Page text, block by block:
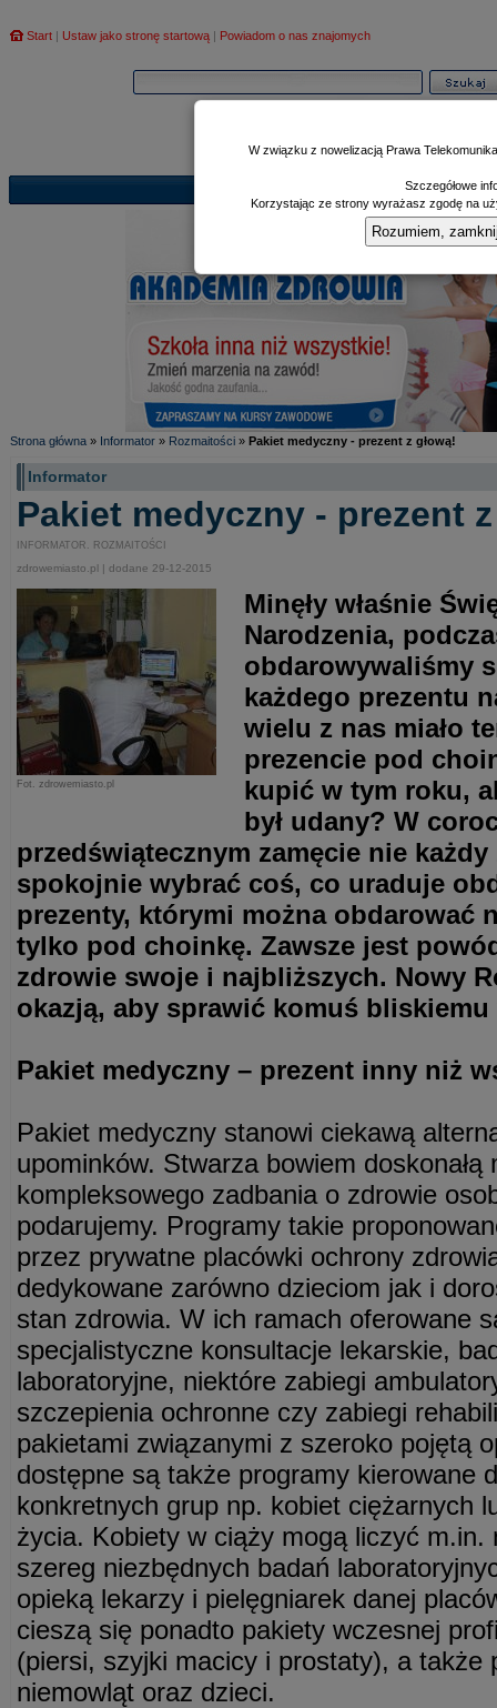
Start | Ustaw jako stronę startową | Powiadom o nas znajomych
Poczekalnia|
Strona główna » Informator » Rozmaitości » Pakiet medyczny - prezent z głową!
Informator
Pakiet medyczny - prezent z
INFORMATOR. ROZMAITOŚCI
zdrowemiasto.pl | dodane 29-12-2015
Fot. zdrowemiasto.pl
Minęły właśnie
Narodzenia,
obdarowywaliśmy
każdego prezentu
wielu z nas miało
prezencie pod
kupić w tym roku,
był udany? W
przedświątecznym zamęcie nie każdy
spokojnie wybrać coś, co uraduje
prezenty, którymi można obdarować
tylko pod choinkę. Zawsze jest
zdrowie swoje i najbliższych. Nowy
okazją, aby sprawić komuś
Pakiet medyczny – prezent inny niż
Pakiet medyczny stanowi ciekawą
upominków. Stwarza bowiem doskonałą
kompleksowego zadbania o zdrowie
podarujemy. Programy takie
przez prywatne placówki ochrony
dedykowane zarówno dzieciom jak i
stan zdrowia. W ich ramach oferowane
specjalistyczne konsultacje lekarskie,
laboratoryjne, niektóre zabiegi
szczepienia ochronne czy zabiegi
pakietami związanymi z szeroko pojętą
dostępne są także programy kierowane
konkretnych grup np. kobiet ciężarnych
życia. Kobiety w ciąży mogą liczyć m.in.
szereg niezbędnych badań
opieką lekarzy i pielęgniarek danej
cieszą się ponadto pakiety wczesnej
(piersi, szyjki macicy i prostaty), a także
niemowląt oraz dzieci.
W związku z nowelizacją Prawa
Szczegółowe
Korzystając ze strony wyrażasz zgodę na
Rozumiem,